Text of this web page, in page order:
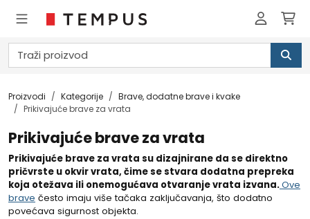
Proizvodi Kategorije
Brave, dodatne brave i kvake
Prikivajuće brave za vrata
Prikivajuće brave za vrata
Prikivajuće brave za vrata su dizajnirane da se direktno
pričvrste u okvir vrata, čime se stvara dodatna prepreka
koja otežava ili onemogućava otvaranje vrata izvana.Ove
brave često imaju više tačaka zaključavanja, što dodatno
povećava sigurnost objekta.